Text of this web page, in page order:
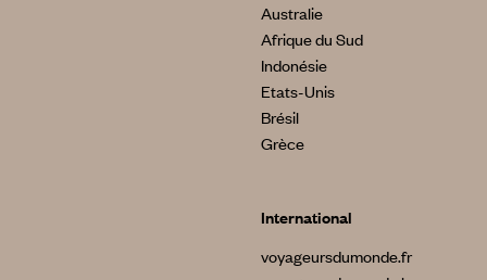
Australie
Afrique du Sud
Indonésie
Etats-Unis
Brésil
Grèce
International
voyageursdumonde.fr